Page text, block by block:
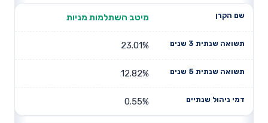
מיטב השתלמות מניות
23.01%
12.82%
0.55%